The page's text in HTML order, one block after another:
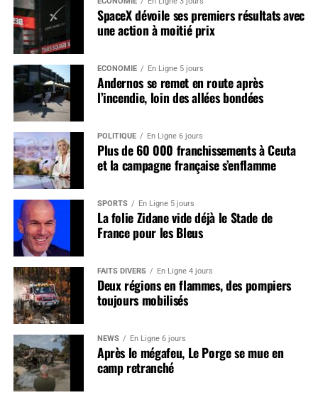
SpaceX dévoile ses premiers résultats avec
une action à moitié prix
ÉCONOMIE En Ligne 5 jours
Andernos se remet en route après
l’incendie, loin des allées bondées
POLITIQUE En Ligne 6 jours
Plus de 60 000 franchissements à Ceuta
et la campagne française s’enflamme
SPORTS En Ligne 5 jours
La folie Zidane vide déjà le Stade de
France pour les Bleus
FAITS DIVERS En Ligne 4 jours
Deux régions en flammes, des pompiers
toujours mobilisés
NEWS En Ligne 6 jours
Après le mégafeu, Le Porge se mue en
camp retranché